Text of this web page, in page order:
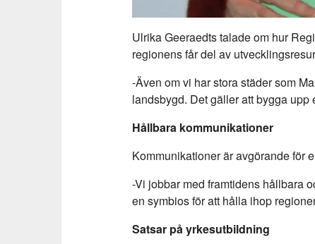
Ulrika Geeraedts talade om hur
regionens får del av
-Även om vi har stora städer som
landsbygd. Det gäller att bygga
Hållbara kommunikationer
Kommunikationer är avgörande för
-Vi jobbar med framtidens hållbara
en symbios för att hålla ihop
Satsar på yrkesutbildning